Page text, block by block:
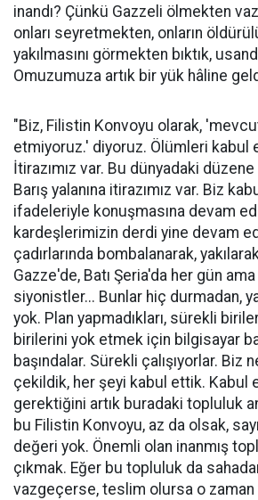
inandı? Çünkü Gazzeli ölmekten
onları seyretmekten, onların
yakılmasını görmekten bıktık,
Omuzumuza artık bir yük hâline
"Biz, Filistin Konvoyu olarak,
etmiyoruz.' diyoruz. Ölümleri kabul
İtirazımız var. Bu dünyadaki düzene
Barış yalanına itirazımız var. Biz
ifadeleriyle konuşmasına devam
kardeşlerimizin derdi yine devam
çadırlarında bombalanarak,
Gazze'de, Batı Şeria'da her gün
siyonistler... Bunlar hiç durmadan,
yok. Plan yapmadıkları, sürekli
birilerini yok etmek için bilgisayar
başındalar. Sürekli çalışıyorlar. Biz
çekildik, her şeyi kabul ettik. Kabul
gerektiğini artık buradaki topluluk
bu Filistin Konvoyu, az da olsak,
değeri yok. Önemli olan inanmış
çıkmak. Eğer bu topluluk da
vazgeçerse, teslim olursa o